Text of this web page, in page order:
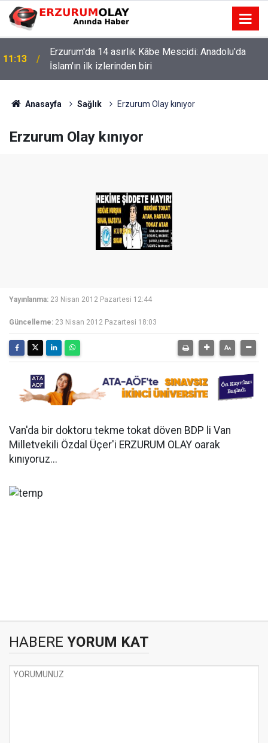
11:13
Erzurum'da 14 asırlık Kâbe Mescidi: Anadolu'da
İslam'ın ilk izlerinden biri
Anasayfa Sağlık Erzurum Olay kınıyor
Erzurum Olay kınıyor
Yayınlanma: 23 Nisan 2012 Pazartesi 12:44
Güncelleme: 23 Nisan 2012 Pazartesi 18:03
Van'da bir doktoru tekme tokat döven BDP li Van
Milletvekili Özdal Üçer'i ERZURUM OLAY oarak
kınıyoruz...
HABERE YORUM KAT